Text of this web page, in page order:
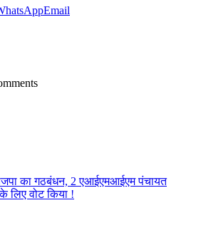
Email
का गठबंधन, 2 एआईएमआईएम पंचायत
लिए वोट किया !